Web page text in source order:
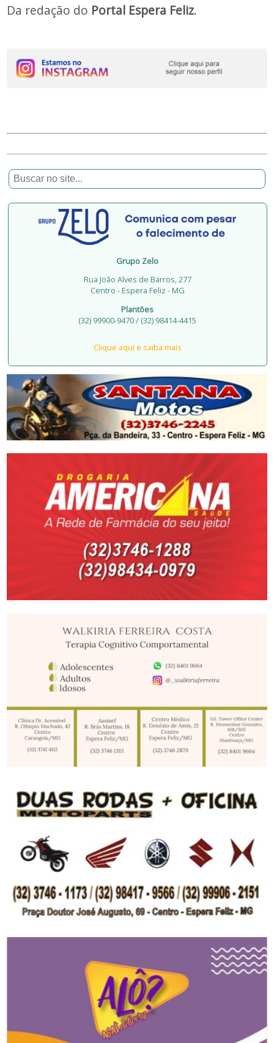
Da redação do Portal Espera Feliz.
Grupo Zelo
Rua João Alves de Barros, 277
Centro - Espera Feliz - MG
Plantões
(32) 99900-9470 / (32) 98414-4415
Clique aqui e saiba mais